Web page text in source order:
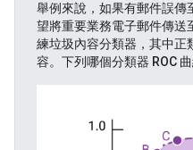
舉例來說，如果有郵件誤傳
望將重要業務電子郵件傳送
練垃圾內容分類器，其中正
容。下列哪個分類器 ROC